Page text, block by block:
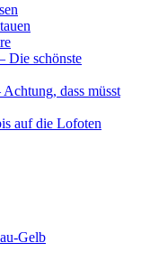
Die schönste
dass müsst
auf die Lofoten
Gelb